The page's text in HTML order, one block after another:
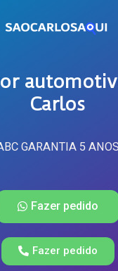
Carlos
GARANTIA 5
Fazer pedido
Fazer pedido